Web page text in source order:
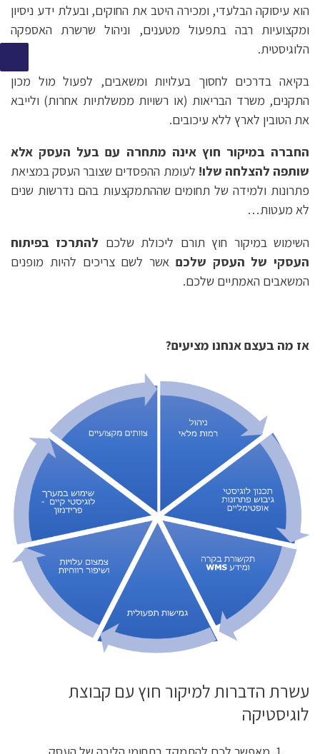
הוא עיסוקה הבלעדי, ומכירה היטב את החוקים, ובעלת ידע ניסיון
ומקצועיות רבה בתפעול מטענים, וניהול שרשרת האספקה
הלוגיסטית.
בקיאה בדרכים לחסוך בעלויות ומשאבים, לפעול מול מכון
התקנים, משרד הבריאות (או רשויות ממשלתיות אחרות) ולייבא
את הטובין לארץ ללא עיכובים.
החברה במיקור חוץ אינה מתחרה עם בעל העסק אלא
שותפה להצלחה שלו! לעומת ההפסדים שצובר העסק במציאת
פתרונות ולמידה של תחומים שההתמקצעות בהם נדרשות שנים
לא מעטות…
השימוש במיקור חוץ תורם ליכולת שלכם להתרכז בפיתוח
העסקי של העסק שלכם אשר לשם צריכים להיות מופנים
המשאבים האמתיים שלכם.
אז מה בעצם אנחנו מציעים?
עשרת הדברות למיקור חוץ עם קבוצת
לוגיסטיקה